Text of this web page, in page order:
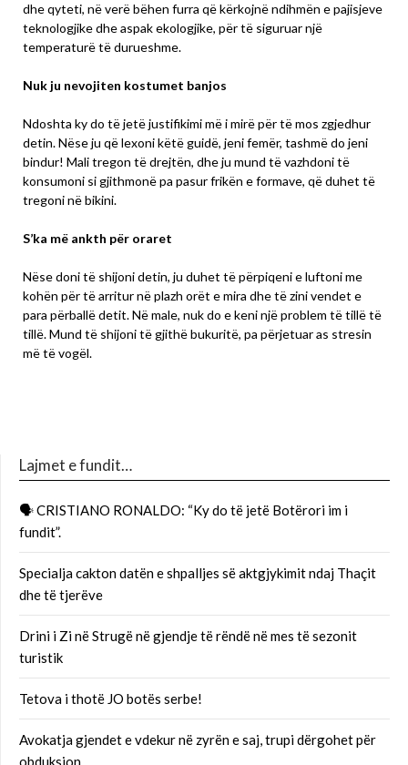
dhe qyteti, në verë bëhen furra që kërkojnë ndihmën e pajisjeve
teknologjike dhe aspak ekologjike, për të siguruar një
temperaturë të durueshme.
Nuk ju nevojiten kostumet banjos
Ndoshta ky do të jetë justifikimi më i mirë për të mos zgjedhur
detin. Nëse ju që lexoni këtë guidë, jeni femër, tashmë do jeni
bindur! Mali tregon të drejtën, dhe ju mund të vazhdoni të
konsumoni si gjithmonë pa pasur frikën e formave, që duhet të
tregoni në bikini.
S’ka më ankth për oraret
Nëse doni të shijoni detin, ju duhet të përpiqeni e luftoni me
kohën për të arritur në plazh orët e mira dhe të zini vendet e
para përballë detit. Në male, nuk do e keni një problem të tillë të
tillë. Mund të shijoni të gjithë bukuritë, pa përjetuar as stresin
më të vogël.
Lajmet e fundit…
🗣 CRISTIANO RONALDO: “Ky do të jetë Botërori im i
fundit”.
Specialja cakton datën e shpalljes së aktgjykimit ndaj Thaçit
dhe të tjerëve
Drini i Zi në Strugë në gjendje të rëndë në mes të sezonit
turistik
Tetova i thotë JO botës serbe!
Avokatja gjendet e vdekur në zyrën e saj, trupi dërgohet për
obduksion